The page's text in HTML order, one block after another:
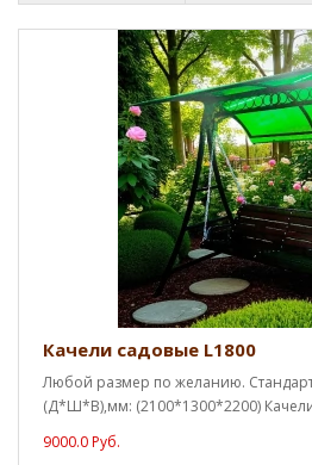
Качели садовые L1800
Любой размер по желанию.
(Д*Ш*В),мм: (2100*1300*2200)
9000.0 Руб.